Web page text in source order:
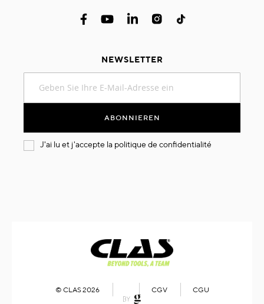
NEWSLETTER
sich
an:
ABONNIEREN
J'ai lu et j'accepte la politique de confidentialité
© CLAS 2026 CGV CGU